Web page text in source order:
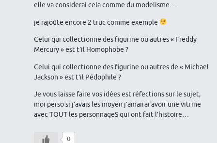
elle va considerai cela comme du modelisme…
je rajoûte encore 2 truc comme exemple
Celui qui collectionne des figurine ou autres « Freddy
Mercury » est t’il Homophobe ?
Celui qui collectionne des figurine ou autres de « Michael
Jackson » est t’il Pédophile ?
Je vous laisse faire vos idées est réfections sur le sujet,
moi perso si j’avais les moyen j’amairai avoir une vitrine
avec TOUT les personnageS qui ont fait l’histoire…
0